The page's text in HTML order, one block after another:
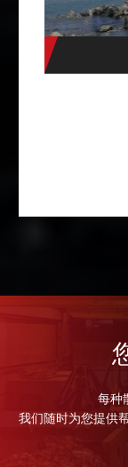
每种
我们随时为您提供